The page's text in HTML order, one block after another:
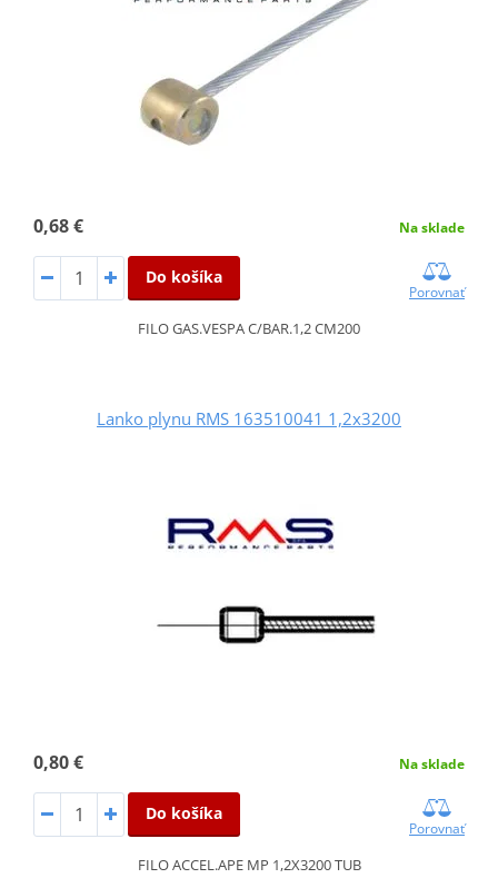
0,68 € Na sklade
Do košíka
Porovnať
FILO GAS.VESPA C/BAR.1,2 CM200
Lanko plynu RMS 163510041 1,2x3200
0,80 € Na sklade
Do košíka
Porovnať
FILO ACCEL.APE MP 1,2X3200 TUB